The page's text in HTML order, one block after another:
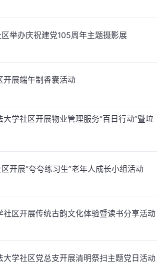
举办庆祝建党105周年主题摄影展
展端午制香囊活动
学社区开展物业管理服务“百日行动”暨垃
开展“夸夸练习生”老年人成长小组活动
区开展传统古韵文化体验暨读书分享活动
学社区党总支开展清明祭扫主题党日活动